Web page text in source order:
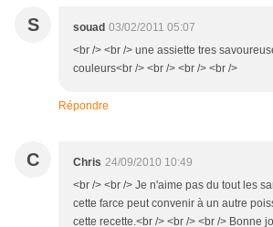
S souad 03/02/2011 05:07
<br /> <br /> une assiette tres
couleurs<br /> <br /> <br /> <br />
Répondre
C Chris 24/09/2010 10:49
<br /> <br /> Je n'aime pas du tout les
cette farce peut convenir à un autre
cette recette.<br /> <br /> <br /> Bonne